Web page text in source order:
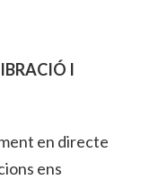
I
en directe
ens